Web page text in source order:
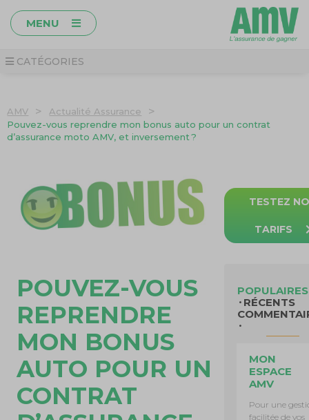
MENU
CATÉGORIES
AMV > Actualité Assurance >
Pouvez-vous reprendre mon bonus auto pour un contrat
d’assurance moto AMV, et inversement ?
POUVEZ-VOUS
REPRENDRE
MON BONUS
AUTO POUR UN
CONTRAT
TESTEZ
TARIFS
POPULAIRES
RÉCENTS
MON
ESPACE
AMV
Pour une
facilitée de vos